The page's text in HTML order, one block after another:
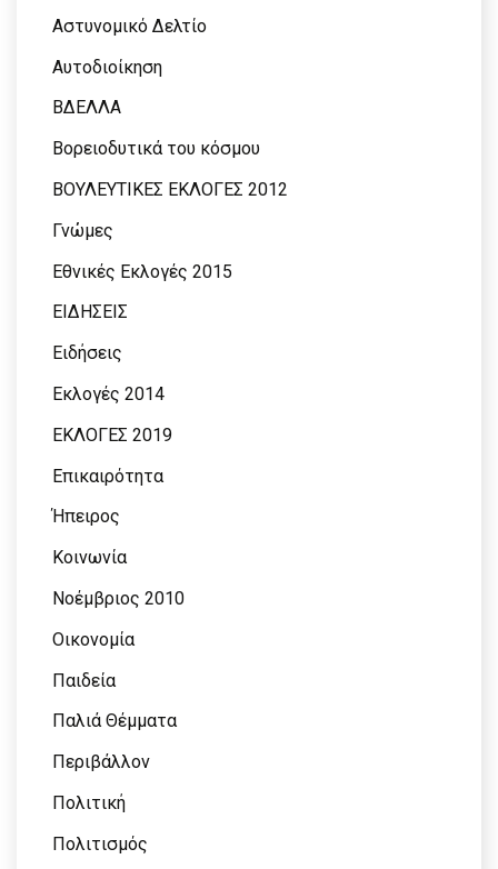
Αστυνομικό Δελτίο
Αυτοδιοίκηση
ΒΔΕΛΛΑ
Βορειοδυτικά του κόσμου
ΒΟΥΛΕΥΤΙΚΕΣ ΕΚΛΟΓΕΣ 2012
Γνώμες
Εθνικές Εκλογές 2015
ΕΙΔΗΣΕΙΣ
Ειδήσεις
Εκλογές 2014
ΕΚΛΟΓΕΣ 2019
Επικαιρότητα
Ήπειρος
Κοινωνία
Νοέμβριος 2010
Οικονομία
Παιδεία
Παλιά Θέμματα
Περιβάλλον
Πολιτική
Πολιτισμός